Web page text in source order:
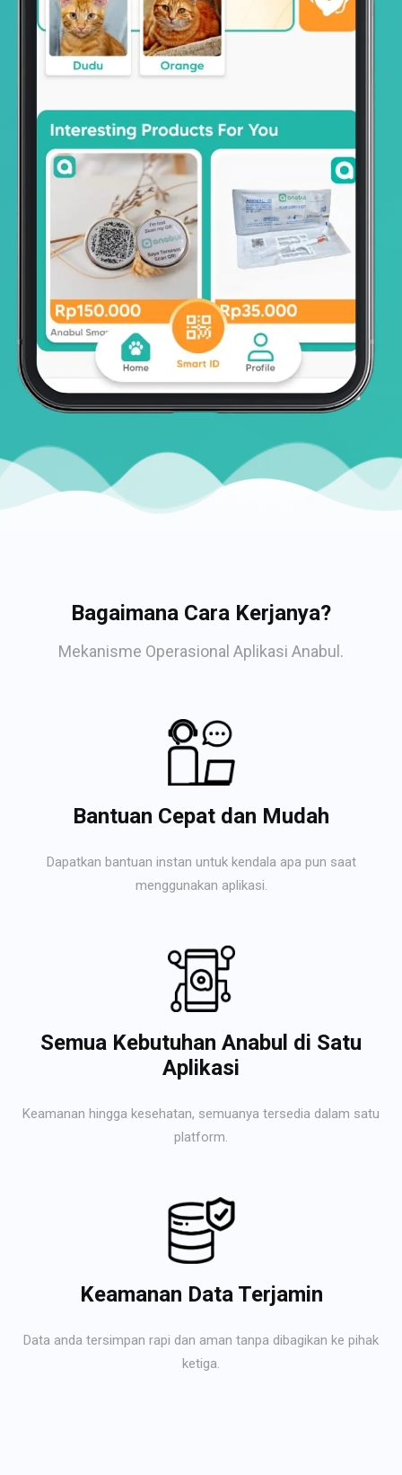
Bagaimana Cara Kerjanya?
Mekanisme Operasional Aplikasi Anabul.
Bantuan Cepat dan Mudah
Dapatkan bantuan instan untuk kendala apa pun saat
menggunakan aplikasi.
Semua Kebutuhan Anabul di Satu
Aplikasi
Keamanan hingga kesehatan, semuanya tersedia dalam satu
platform.
Keamanan Data Terjamin
Data anda tersimpan rapi dan aman tanpa dibagikan ke pihak
ketiga.